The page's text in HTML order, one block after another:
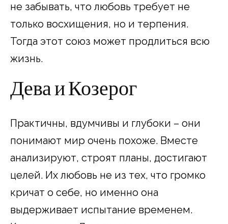
не забывать, что любовь требует не
только восхищения, но и терпения.
Тогда этот союз может продлиться всю
жизнь.
Дева и Козерог
Практичны, вдумчивы и глубоки – они
понимают мир очень похоже. Вместе
анализируют, строят планы, достигают
целей. Их любовь не из тех, что громко
кричат о себе, но именно она
выдерживает испытание временем.